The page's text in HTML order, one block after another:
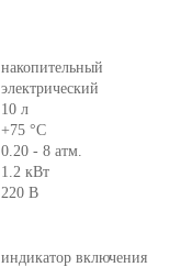
накопительный
электрический
10 л
+75 °С
0.20 - 8 атм.
1.2 кВт
220 В
индикатор включения